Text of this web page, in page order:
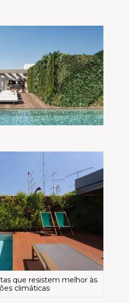
que resistem melhor às
climáticas